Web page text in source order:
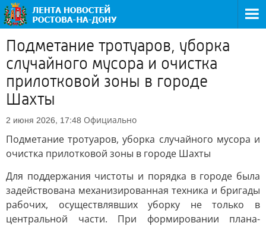
Подметание тротуаров, уборка
случайного мусора и очистка
прилотковой зоны в городе
Шахты
2 июня 2026, 17:48 Официально
Подметание тротуаров, уборка случайного мусора и
очистка прилотковой зоны в городе Шахты
Для поддержания чистоты и порядка в городе была
задействована механизированная техника и бригады
рабочих, осуществлявших уборку не только в
центральной части. При формировании плана-